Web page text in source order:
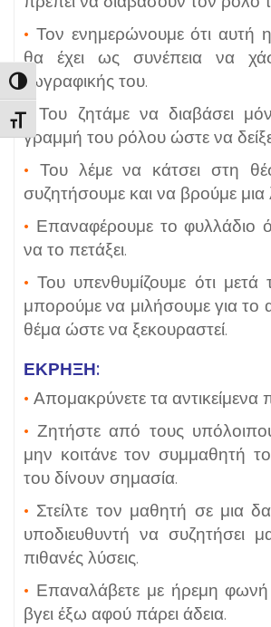
Εναλλαγή Υψηλής Αντίθεσης
Εναλλαγή Μεγέθους Γραμμάτων
• Τον ενημερώνουμε ότι αυτή
θα έχει ως συνέπεια να
ζωγραφικής του.
• Του ζητάμε να διαβάσει
γραμμή του ρόλου ώστε να
• Του λέμε να κάτσει στη
συζητήσουμε και να βρούμε μια
• Επαναφέρουμε το φυλλάδιο
να το πετάξει.
• Του υπενθυμίζουμε ότι
μπορούμε να μιλήσουμε για το
θέμα ώστε να ξεκουραστεί.
ΕΚΡΗΞΗ:
• Απομακρύνετε τα αντικείμενα
• Ζητήστε από τους
μην κοιτάνε τον συμμαθητή
του δίνουν σημασία.
• Στείλτε τον μαθητή σε μια
υποδιευθυντή να συζητήσει
πιθανές λύσεις.
• Επαναλάβετε με ήρεμη φωνή
βγει έξω αφού πάρει άδεια.